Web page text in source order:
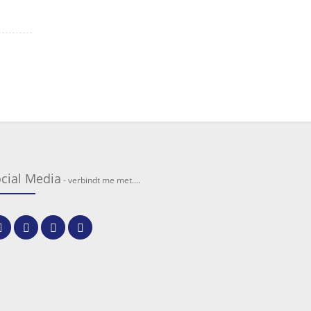
Media - verbindt me met....